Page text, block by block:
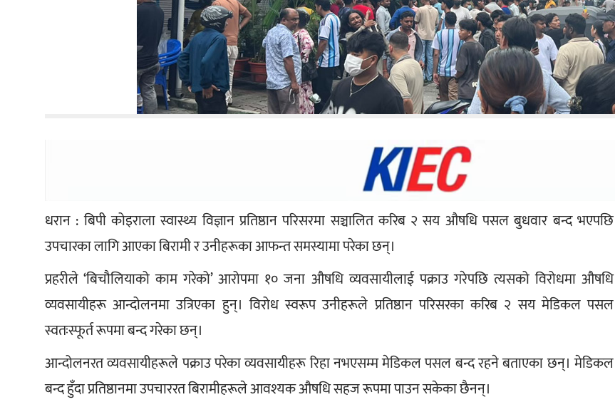
धरान : बिपी कोइराला स्वास्थ्य विज्ञान प्रतिष्ठान परिसरमा सञ्चालित करिब २ सय औषधि पसल बुधवार बन्द भएपछि
उपचारका लागि आएका बिरामी र उनीहरूका आफन्त समस्यामा परेका छन्।
प्रहरीले ‘बिचौलियाको काम गरेको’ आरोपमा १० जना औषधि व्यवसायीलाई पक्राउ गरेपछि त्यसको विरोधमा औषधि
व्यवसायीहरू आन्दोलनमा उत्रिएका हुन्। विरोध स्वरूप उनीहरूले प्रतिष्ठान परिसरका करिब २ सय मेडिकल पसल
स्वतःस्फूर्त रूपमा बन्द गरेका छन्।
आन्दोलनरत व्यवसायीहरूले पक्राउ परेका व्यवसायीहरू रिहा नभएसम्म मेडिकल पसल बन्द रहने बताएका छन्। मेडिकल
बन्द हुँदा प्रतिष्ठानमा उपचाररत बिरामीहरूले आवश्यक औषधि सहज रूपमा पाउन सकेका छैनन्।